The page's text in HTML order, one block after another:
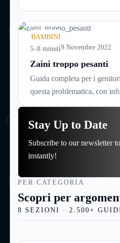
ortaggi o carne,
Vengono prodotti
ad una sofisticata procedura
che li renda digeribili dal
bambini molto piccoli, non
BAMBINI
5–8 minuti9 Novembre 2022
Zaini troppo pesanti
Guida completa per i
questa problematica, con
utili per capirne l’origine e
specialista più indicato e
fronteggiarla nel migliore
Stay Up to Date
Subscribe to our newsletter
instantly!
PER CATEGORIA
Scopri per
8 SEZIONI · 2.500+